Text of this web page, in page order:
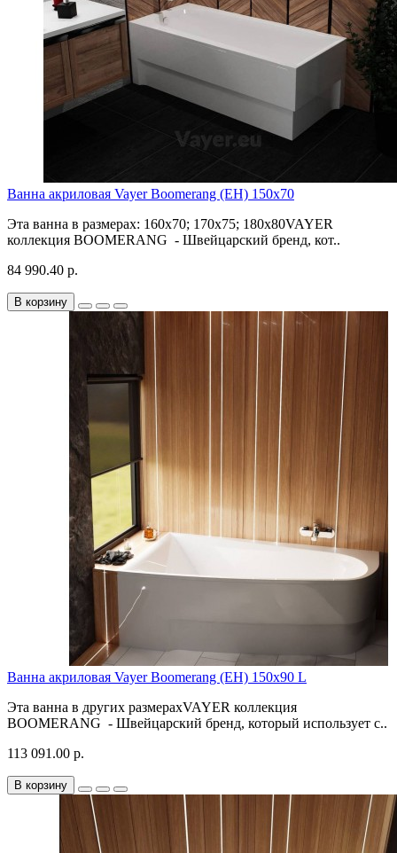
Ванна акриловая Vayer Boomerang (EH) 150x70
Эта ванна в размерах: 160х70; 170х75; 180х80VAYER
коллекция BOOMERANG - Швейцарский бренд, кот..
84 990.40 р.
В корзину
Ванна акриловая Vayer Boomerang (EH) 150x90 L
Эта ванна в других размерахVAYER коллекция
BOOMERANG - Швейцарский бренд, который использует с..
113 091.00 р.
В корзину